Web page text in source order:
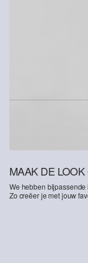
MAAK DE
We hebben bijpassende
Zo creëer je met jouw